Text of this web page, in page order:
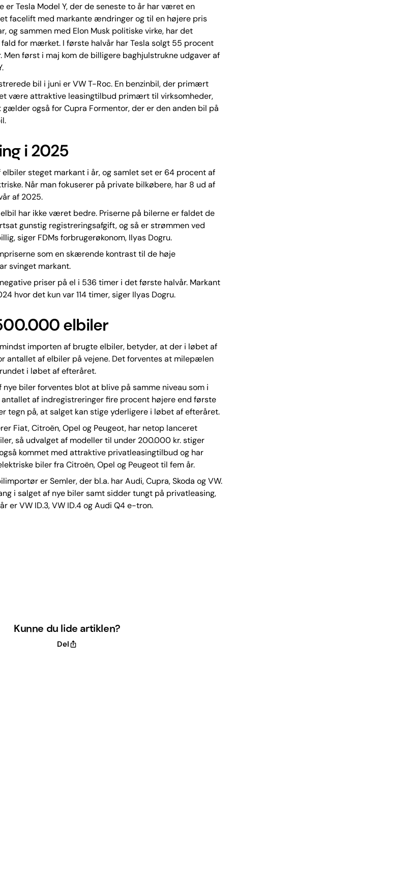
Tesla Model Y, der de seneste to år har været en
facelift med markante ændringer og til en højere pris
og sammen med Elon Musk politiske virke, har det
for mærket. I første halvår har Tesla solgt 55 procent
først i maj kom de billigere baghjulstrukne udgaver af
bil i juni er VW T-Roc. En benzinbil, der primært
være attraktive leasingtilbud primært til virksomheder,
gælder også for Cupra Formentor, der er den anden bil på
i 2025
steget markant i år, og samlet set er 64 procent af
Når man fokuserer på private bilkøbere, har 8 ud af
af 2025.
har ikke været bedre. Priserne på bilerne er faldet de
gunstig registreringsafgift, og så er strømmen ved
siger FDMs forbrugerøkonom, Ilyas Dogru.
som en skærende kontrast til de høje
svinget markant.
priser på el i 536 timer i det første halvår. Markant
hvor det kun var 114 timer, siger Ilyas Dogru.
elbiler
importen af brugte elbiler, betyder, at der i løbet af
antallet af elbiler på vejene. Det forventes at milepælen
i løbet af efteråret.
nye biler forventes blot at blive på samme niveau som i
antallet af indregistreringer fire procent højere end første
tegn på, at salget kan stige yderligere i løbet af efteråret.
Fiat, Citroën, Opel og Peugeot, har netop lanceret
så udvalget af modeller til under 200.000 kr. stiger
kommet med attraktive privatleasingtilbud og har
biler fra Citroën, Opel og Peugeot til fem år.
er Semler, der bl.a. har Audi, Cupra, Skoda og VW.
i salget af nye biler samt sidder tungt på privatleasing,
er VW ID.3, VW ID.4 og Audi Q4 e-tron.
Kunne du lide artiklen?
Del